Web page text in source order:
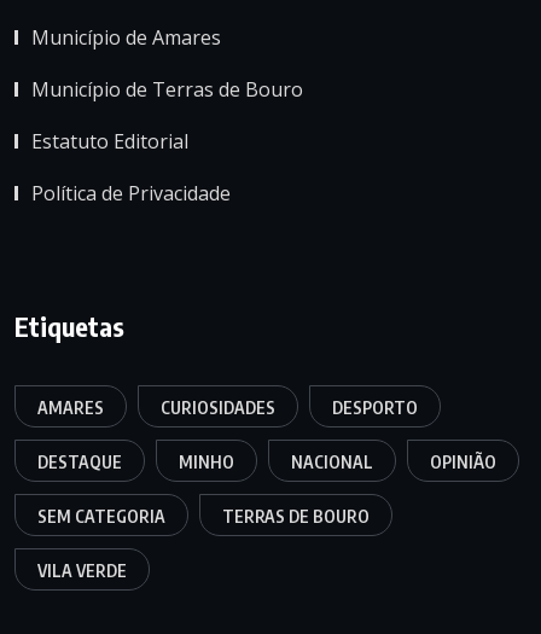
Município de Amares
Município de Terras de Bouro
Estatuto Editorial
Política de Privacidade
Etiquetas
AMARES CURIOSIDADES DESPORTO
DESTAQUE MINHO NACIONAL OPINIÃO
SEM CATEGORIA TERRAS DE BOURO
VILA VERDE